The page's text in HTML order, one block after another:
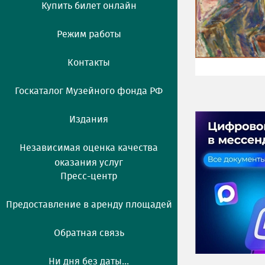
Купить билет онлайн
Режим работы
Контакты
Госкаталог Музейного фонда РФ
Издания
Независимая оценка качества
оказания услуг
Пресс-центр
Предоставление в аренду площадей
Обратная связь
Ни дня без даты...